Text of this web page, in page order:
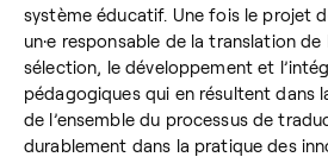
système éducatif. Une fois le projet
un·e responsable de la translation de
sélection, le développement et
pédagogiques qui en résultent dans
de l’ensemble du processus de
durablement dans la pratique des